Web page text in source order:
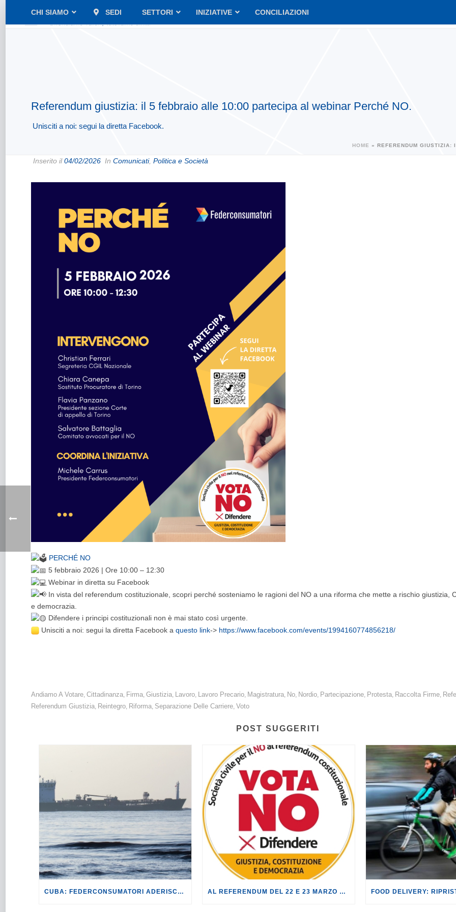
CHI SIAMO SEDI SETTORI INIZIATIVE CONCILIAZIONI
Referendum giustizia: il 5 febbraio alle 10:00 partecipa al webinar Perché NO.
Unisciti a noi: segui la diretta Facebook.
HOME » REFERENDUM GIUSTIZIA:
Inserito il04/02/2026 In Comunicati, Politica e Società
PERCHÉ NO
5 febbraio 2026 | Ore 10:00 – 12:30
Webinar in diretta su Facebook
In vista del referendum costituzionale, scopri perché sosteniamo le ragioni del NO a una riforma che mette a rischio giustizia,
e democrazia.
Difendere i principi costituzionali non è mai stato così urgente.
Unisciti a noi: segui la diretta Facebook a questo link-> https://www.facebook.com/events/1994160774856218/
Andiamo A Votare, Cittadinanza, Firma, Giustizia, Lavoro, Lavoro Precario, Magistratura, No, Nordio, Partecipazione, Protesta, Raccolta Firme,
Referendum Giustizia, Reintegro, Riforma, Separazione Delle Carriere, Voto
POST SUGGERITI
CUBA: FEDERCONSUMATORI ADERISCE ALLA MANIFESTAZIONE DELL’11 APRILE. AL REFERENDUM DEL 22 E 23 MARZO VOTA NO